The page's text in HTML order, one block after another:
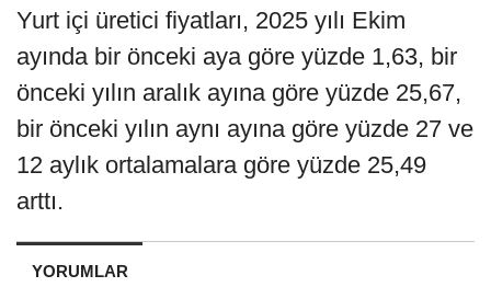
Yurt içi üretici fiyatları, 2025 yılı Ekim
ayında bir önceki aya göre yüzde 1,63, bir
önceki yılın aralık ayına göre yüzde 25,67,
bir önceki yılın aynı ayına göre yüzde 27 ve
12 aylık ortalamalara göre yüzde 25,49
arttı.
YORUMLAR